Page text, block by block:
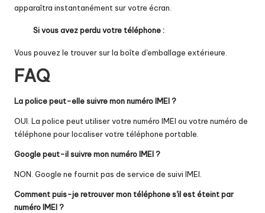
apparaîtra instantanément sur votre écran.
Si vous avez perdu votre téléphone :
Vous pouvez le trouver sur la boîte d'emballage extérieure.
FAQ
La police peut-elle suivre mon numéro IMEI ?
OUI. La police peut utiliser votre numéro IMEI ou votre numéro de
téléphone pour localiser votre téléphone portable.
Google peut-il suivre mon numéro IMEI ?
NON. Google ne fournit pas de service de suivi IMEI.
Comment puis-je retrouver mon téléphone s'il est éteint par
numéro IMEI ?